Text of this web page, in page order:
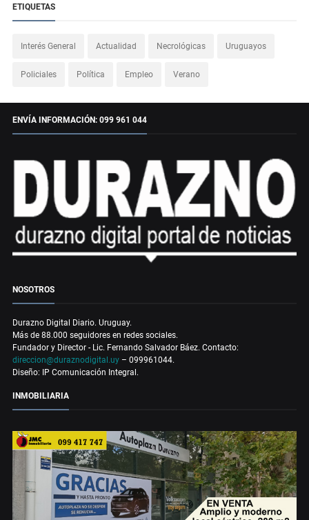
ETIQUETAS
Interés General Actualidad Necrológicas Uruguayos
Policiales Política Empleo Verano
ENVÍA INFORMACIÓN: 099 961 044
NOSOTROS
Durazno Digital Diario. Uruguay.
Más de 88.000 seguidores en redes sociales.
Fundador y Director - Lic. Fernando Salvador Báez. Contacto:
direccion@duraznodigital.uy – 099961044.
Diseño: IP Comunicación Integral.
INMOBILIARIA